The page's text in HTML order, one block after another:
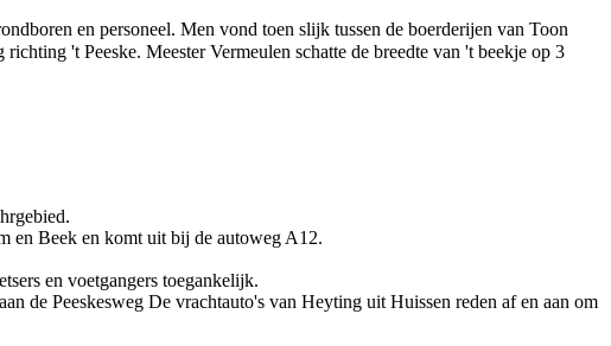
en personeel. Men vond toen slijk tussen de boerderijen van Toon
richting 't Peeske. Meester Vermeulen schatte de breedte van 't beekje op 3
en Beek en komt uit bij de autoweg A12.
en voetgangers toegankelijk.
de Peeskesweg De vrachtauto's van Heyting uit Huissen reden af en aan om